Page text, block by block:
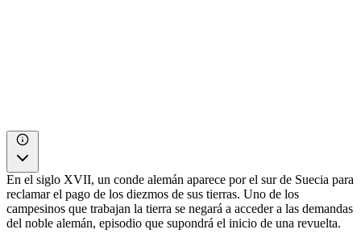
En el siglo XVII, un conde alemán aparece por el sur de Suecia para
reclamar el pago de los diezmos de sus tierras. Uno de los
campesinos que trabajan la tierra se negará a acceder a las demandas
del noble alemán, episodio que supondrá el inicio de una revuelta.